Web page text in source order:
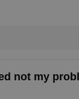
not my